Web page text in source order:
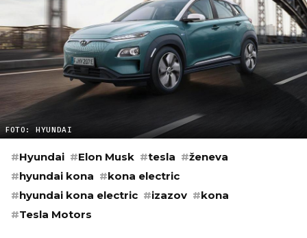
FOTO: HYUNDAI
#Hyundai #Elon Musk #tesla #ženeva
#hyundai kona #kona electric
#hyundai kona electric #izazov #kona
#Tesla Motors